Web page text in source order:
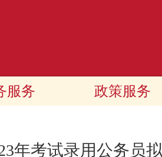
服务 政策服务
年考试录用公务员